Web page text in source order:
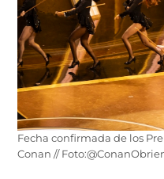
Fecha confirmada de los
Conan //